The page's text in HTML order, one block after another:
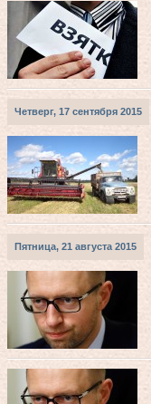
Четверг, 17 сентября 2015
Пятница, 21 августа 2015